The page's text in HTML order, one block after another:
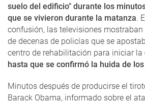
suelo del edificio" durante los
que se vivieron durante la matanza.
confusión, las televisiones
de decenas de policías que se
centro de rehabilitación para iniciar la
hasta que se confirmó la huida de
Minutos después de producirse el
Barack Obama, informado sobre el